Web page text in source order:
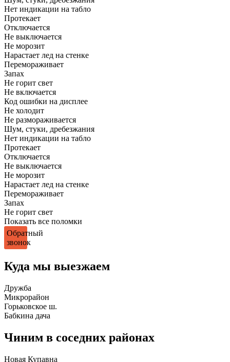
Нет индикации на табло
Протекает
Отключается
Не выключается
Не морозит
Нарастает лед на стенке
Перемораживает
Запах
Не горит свет
Не включается
Код ошибки на дисплее
Не холодит
Не размораживается
Шум, стуки, дребезжания
Нет индикации на табло
Протекает
Отключается
Не выключается
Не морозит
Нарастает лед на стенке
Перемораживает
Запах
Не горит свет
Показать все поломки
Обратный
звонок
Куда мы выезжаем
Дружба
Микрорайон
Горьковское ш.
Бабкина дача
Чиним в соседних районах
Новая Купавна